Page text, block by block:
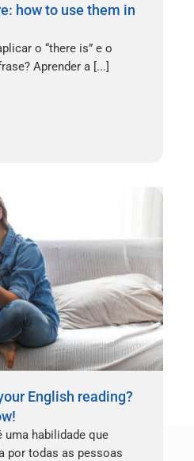
how to use them in
o “there is” e o
Aprender a [...]
English reading?
uma habilidade que
por todas as pessoas